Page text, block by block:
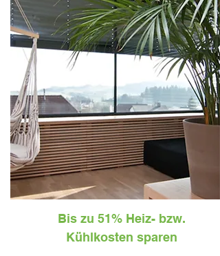
Bis zu 51% Heiz- bzw.
Kühlkosten sparen